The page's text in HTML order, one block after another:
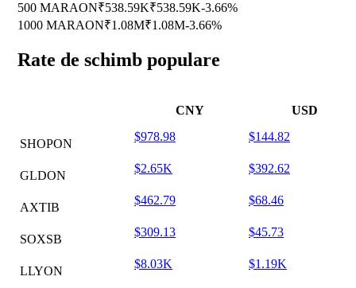
500 MARAON₹538.59K₹538.59K-3.66%
1000 MARAON₹1.08M₹1.08M-3.66%
Rate de schimb populare
CNY USD
SHOPON
$978.98 $144.82
GLDON
$2.65K $392.62
AXTIB
$462.79 $68.46
SOXSB
$309.13 $45.73
LLYON
$8.03K $1.19K